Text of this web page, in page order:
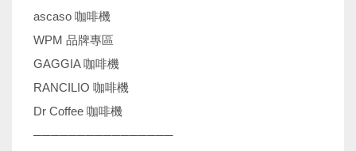
ascaso 咖啡機
WPM 品牌專區
GAGGIA 咖啡機
RANCILIO 咖啡機
Dr Coffee 咖啡機
────────────────